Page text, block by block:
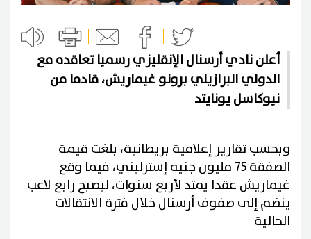
أعلن نادي أرسنال الإنقليزي رسميا تعاقده مع
الدولي البرازيلي برونو غيماريش، قادما من
نيوكاسل يونايتد
وبحسب تقارير إعلامية بريطانية، بلغت قيمة
الصفقة 75 مليون جنيه إسترليني، فيما وقع
غيماريش عقدا يمتد لأربع سنوات، ليصبح رابع لاعب
ينضم إلى صفوف أرسنال خلال فترة الانتقالات
الحالية